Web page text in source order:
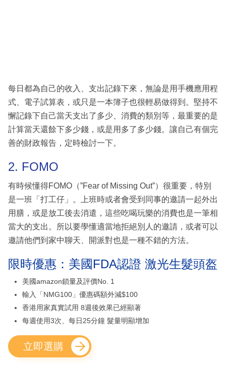
每日都為自己的收入、支出記錄下來，無論是用手機應用程
式、電子試算表，或只是一本簿子也很輕易做得到。堅持不
懈記錄下自己當天支出了多少、消費的類別等，最重要的是
計算當天還餘下多少錢，或是用多了多少錢。讓自己有個完
善的財政報告，定時檢討一下。
2. FOMO
有時候懂得FOMO（”Fear of Missing Out”）很重要，特別
是一班「打工仔」。上班時或者會受到同事的邀請一起外出
用膳，或是放工後去消遣，這些吃喝玩樂的消費也是一筆相
當大的支出。所以要學懂適當地拒絕別人的邀請，或者可以
邀請他們到家中聊天、開派對也是一種不錯的方法。
限時優惠：美國FDA認證 激光生髮頭盔
美國amazon鎖量及評價No. 1
輸入「NMG100」優惠碼額外減$100
香港用家真實試用 8週後效果已經顯著
每週使用3次、每日25分鐘 髮量明顯增加
立即選購